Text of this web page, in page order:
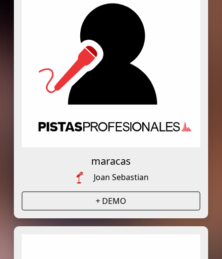
maracas
Joan Sebastian
+ DEMO